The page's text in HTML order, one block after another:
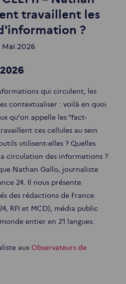
travaillent les
?
Mai 2026
qui circulent, les
contextualiser : voilà en quoi
qu'on appelle les "fact-
ces cellules au sein
utilisent-elles ? Quelles
circulation des informations ?
Nathan Gallo, journaliste
24. Il nous présente
des rédactions de France
RFI et MCD), média public
entier en 21 langues.
aux Observateurs de